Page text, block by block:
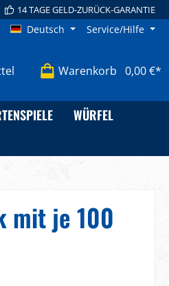
14 TAGE GELD-ZURÜCK-GARANTIE
Deutsch Service/Hilfe
Warenkorb 0,00 €*
WÜRFEL
mit je 100